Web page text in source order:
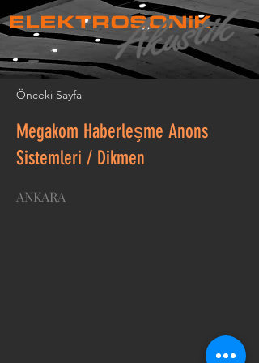
ELEKTROSONiK
Önceki Sayfa
Megakom Haberleşme Anons
Sistemleri / Dikmen
ANKARA